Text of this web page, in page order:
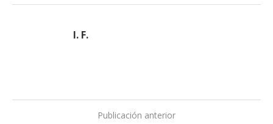
I. F.
Publicación anterior